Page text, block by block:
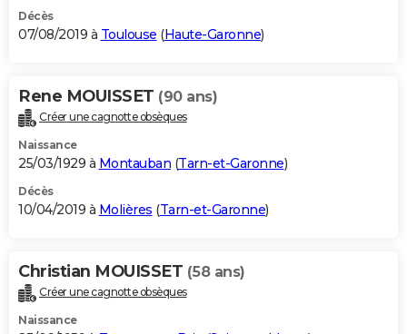
Décès
07/08/2019 à Toulouse (Haute-Garonne)
Rene MOUISSET (90 ans)
Créer une cagnotte obsèques
Naissance
25/03/1929 à Montauban (Tarn-et-Garonne)
Décès
10/04/2019 à Molières (Tarn-et-Garonne)
Christian MOUISSET (58 ans)
Créer une cagnotte obsèques
Naissance